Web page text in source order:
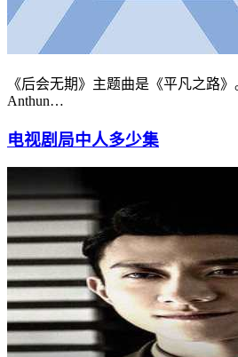
《后会无期》主题曲是《平凡之路
Anthun…
电视剧局中人多少集